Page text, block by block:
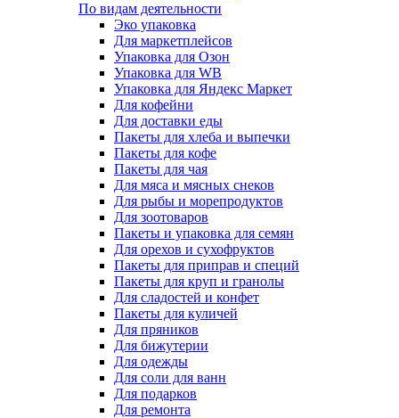
По видам деятельности
Эко упаковка
Для маркетплейсов
Упаковка для Озон
Упаковка для WB
Упаковка для Яндекс Маркет
Для кофейни
Для доставки еды
Пакеты для хлеба и выпечки
Пакеты для кофе
Пакеты для чая
Для мяса и мясных снеков
Для рыбы и морепродуктов
Для зоотоваров
Пакеты и упаковка для семян
Для орехов и сухофруктов
Пакеты для приправ и специй
Пакеты для круп и гранолы
Для сладостей и конфет
Пакеты для куличей
Для пряников
Для бижутерии
Для одежды
Для соли для ванн
Для подарков
Для ремонта